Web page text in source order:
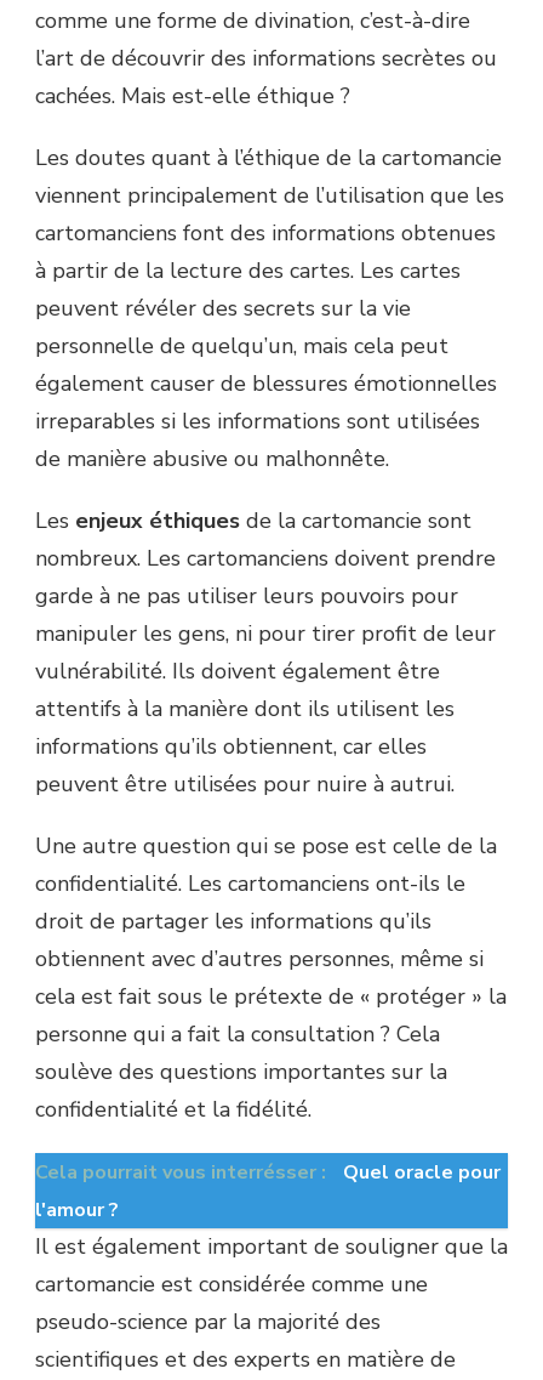
comme une forme de divination, c’est-à-dire
l’art de découvrir des informations secrètes ou
cachées. Mais est-elle éthique ?
Les doutes quant à l’éthique de la cartomancie
viennent principalement de l’utilisation que les
cartomanciens font des informations obtenues
à partir de la lecture des cartes. Les cartes
peuvent révéler des secrets sur la vie
personnelle de quelqu’un, mais cela peut
également causer de blessures émotionnelles
irreparables si les informations sont utilisées
de manière abusive ou malhonnête.
Les enjeux éthiques de la cartomancie sont
nombreux. Les cartomanciens doivent prendre
garde à ne pas utiliser leurs pouvoirs pour
manipuler les gens, ni pour tirer profit de leur
vulnérabilité. Ils doivent également être
attentifs à la manière dont ils utilisent les
informations qu’ils obtiennent, car elles
peuvent être utilisées pour nuire à autrui.
Une autre question qui se pose est celle de la
confidentialité. Les cartomanciens ont-ils le
droit de partager les informations qu’ils
obtiennent avec d’autres personnes, même si
cela est fait sous le prétexte de « protéger » la
personne qui a fait la consultation ? Cela
soulève des questions importantes sur la
confidentialité et la fidélité.
Cela pourrait vous interrésser :
Quel oracle pour
l'amour ?
Il est également important de souligner que la
cartomancie est considérée comme une
pseudo-science par la majorité des
scientifiques et des experts en matière de